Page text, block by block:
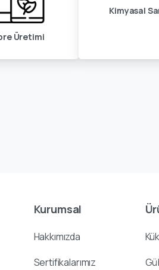
Üretimi
Kimyasal
Kurumsal
Hakkımızda
Sertifikalarımız